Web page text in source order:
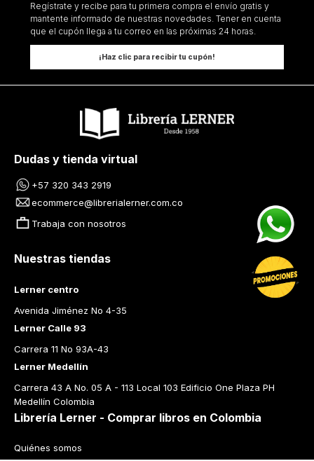
Regístrate y recibe para tu primera compra el envío gratis y
mantente informado de nuestras novedades. Tener en cuenta
que el cupón llega a tu correo en las próximas 24 horas.
¡Haz clic para recibir tu cupón!
Dudas y tienda virtual
+57 320 343 2919
ecommerce@librerialerner.com.co
Trabaja con nosotros
Nuestras tiendas
Lerner centro
Avenida Jiménez No 4-35
Lerner Calle 93
Carrera 11 No 93A-43
Lerner Medellín
Carrera 43 A No. 05 A - 113 Local 103 Edificio One Plaza PH
Medellín Colombia
Librería Lerner - Comprar libros en Colombia
Quiénes somos